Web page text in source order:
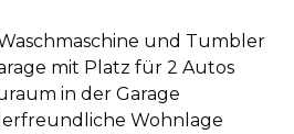
und Tumbler
mit Platz für 2 Autos
in der Garage
Wohnlage